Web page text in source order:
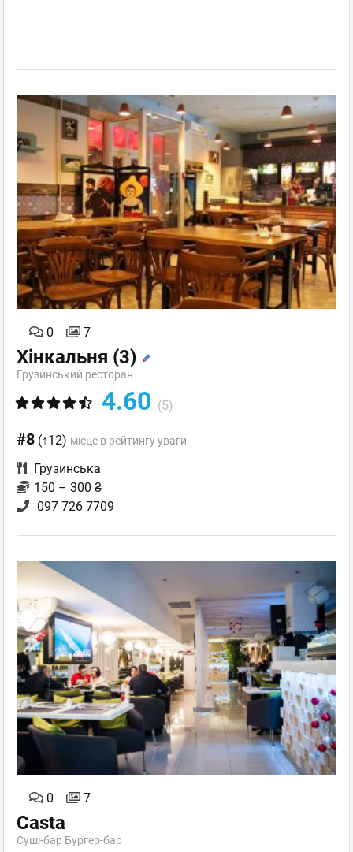
0 7
Хінкальня (3)
Грузинський ресторан
4.60 (5)
#8 (↑12) місце в рейтингу уваги
Грузинська
150 – 300 ₴
097 726 7709
0 7
Casta
Суші-бар Бургер-бар